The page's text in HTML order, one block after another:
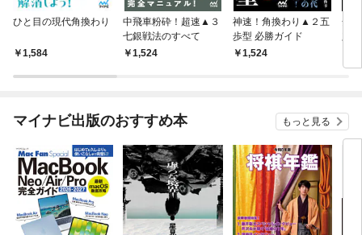
ひと目の現代角換わり
1,584
中飛車粉砕！超速▲３
七銀戦法のすべて
1,524
神速！角換わり▲２五
歩型 必勝ガイド
1,524
全
マイナビ出版のおすすめ本 もっと見る